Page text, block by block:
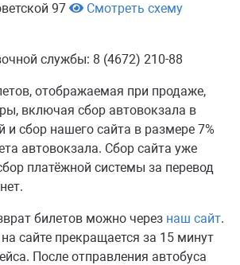
97
Смотреть схему
службы: 8 (4672) 210-88
отображаемая при продаже,
включая сбор автовокзала в
и сбор нашего сайта в размере 7%
автовокзала. Сбор сайта уже
платёжной системы за перевод
билетов можно через наш сайт.
сайте прекращается за 15 минут
После отправления автобуса